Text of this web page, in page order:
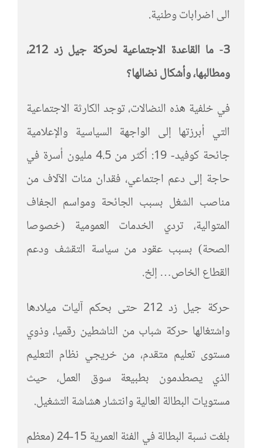
الى اضرابات وطنية.
3- ما القاعدة الاجتماعية لحركة جيل زد 212،
ومطالبها، وأشكال نضالها؟
في خلفية هذه النضالات، توجد الكارثة الاجتماعية
التي أبرزتها إلى الواجهة السياسية والإعلامية
جائحة كوفيد- 19: أكثر من 4.5 مليون أسرة في
حاجة إلى دعم اجتماعي، فقدان مئات الآلاف من
مناصب الشغل بسبب الجائحة ومواسم الجفاف
المتوالية، تردي الخدمات العمومية (خصوصا
الصحة) بسبب عقود من سياسة التقشف ودعم
القطاع الخاص… إلخ.
حركة جيل زد 212 حتى بحكم آليات ميلادها
واشتغالها حركة شباب من الناشطين رقميا، وذوي
مستوى تعليم متقدم، من خريجي نظام التعليم
الذي يصطدمون بطبيعة سوق العمل، حيث
مستويات البطالة العالية وانتشار هشاشة التشغيل.
بلغت نسبة البطالة في الفئة العمرية 15-24 (معظم